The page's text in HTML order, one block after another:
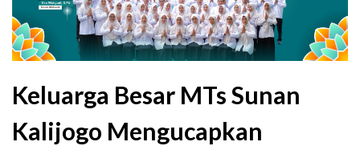
Keluarga Besar MTs Sunan
Kalijogo Mengucapkan